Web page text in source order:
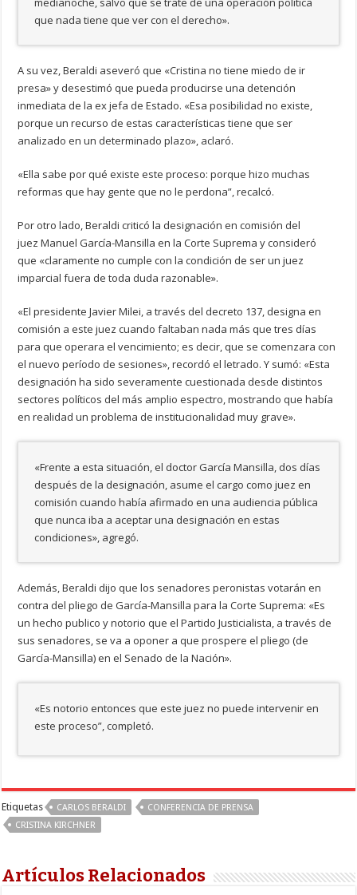
que nada tiene que ver con el derecho».
A su vez, Beraldi aseveró que «Cristina no tiene miedo de ir
presa» y desestimó que pueda producirse una detención
inmediata de la ex jefa de Estado. «Esa posibilidad no existe,
porque un recurso de estas características tiene que ser
analizado en un determinado plazo», aclaró.
«Ella sabe por qué existe este proceso: porque hizo muchas
reformas que hay gente que no le perdona”, recalcó.
Por otro lado, Beraldi criticó la designación en comisión del
juez Manuel García-Mansilla en la Corte Suprema y consideró
que «claramente no cumple con la condición de ser un juez
imparcial fuera de toda duda razonable».
«El presidente Javier Milei, a través del decreto 137, designa en
comisión a este juez cuando faltaban nada más que tres días
para que operara el vencimiento; es decir, que se comenzara con
el nuevo período de sesiones», recordó el letrado. Y sumó: «Esta
designación ha sido severamente cuestionada desde distintos
sectores políticos del más amplio espectro, mostrando que había
en realidad un problema de institucionalidad muy grave».
«Frente a esta situación, el doctor García Mansilla, dos días
después de la designación, asume el cargo como juez en
comisión cuando había afirmado en una audiencia pública
que nunca iba a aceptar una designación en estas
condiciones», agregó.
Además, Beraldi dijo que los senadores peronistas votarán en
contra del pliego de García-Mansilla para la Corte Suprema: «Es
un hecho publico y notorio que el Partido Justicialista, a través de
sus senadores, se va a oponer a que prospere el pliego (de
García-Mansilla) en el Senado de la Nación».
«Es notorio entonces que este juez no puede intervenir en
este proceso”, completó.
Etiquetas CARLOS BERALDI
CONFERENCIA DE PRENSA
CRISTINA KIRCHNER
Artículos Relacionados